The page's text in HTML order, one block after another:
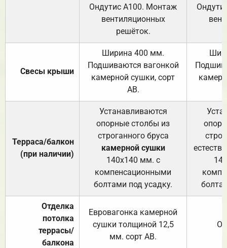
Ондутис А100. Монтаж
вентиляционных
решёток.
Свесы крыши
Ширина 400 мм.
Подшиваются вагонкой
камерной сушки, сорт
АВ.
Терраса/балкон
(при наличии)
Устанавливаются
опорные столбы из
строганного бруса
камерной сушки
140х140 мм. с
компенсационными
болтами под усадку.
Отделка
потолка
террасы/
балкона
Евровагонка камерной
сушки толщиной 12,5
мм. сорт АВ.